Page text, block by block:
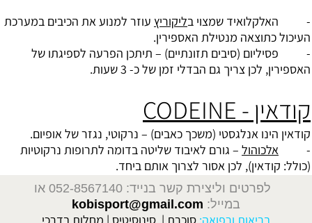
- האלקלואיד שמצוי בליקוריץ עוזר למנוע את הכיבים במערכת
העיכול כתוצאה מנטילת האספירין.
- פסיליום (סיבים תזונתיים) – תיתכן הפרעה לספיגתו של
האספירין, לכן צריך גם הבדלי זמן של כ- 3 שעות.
קודאין - CODEINE
קודאין הינו אנלגסטי (משכך כאבים) – נרקוטי, נגזר של אופיום.
- אלכוהול – גורם לאיבוד שליטה בדומה לתרופות נרקוטיות
(כולל: קודאין), לכן אסור לצרוך אותם ביחד.
לפרטים וליצירת קשר בנייד: 052-8567140
או
במייל: kobisport@gmail.com
בריאות ורפואה: סוכרת | סינוסיטיס | מחלות בדרכי